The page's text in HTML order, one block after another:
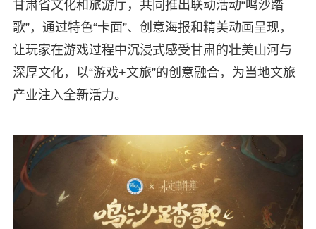
甘肃省文化和旅游厅，共同推出联动活动“鸣沙踏
歌”，通过特色“卡面”、创意海报和精美动画呈现，
让玩家在游戏过程中沉浸式感受甘肃的壮美山河与
深厚文化，以“游戏+文旅”的创意融合，为当地文旅
产业注入全新活力。